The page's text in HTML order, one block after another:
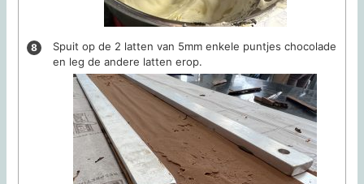
Spuit op de 2 latten van 5mm enkele puntjes chocolade
en leg de andere latten erop.